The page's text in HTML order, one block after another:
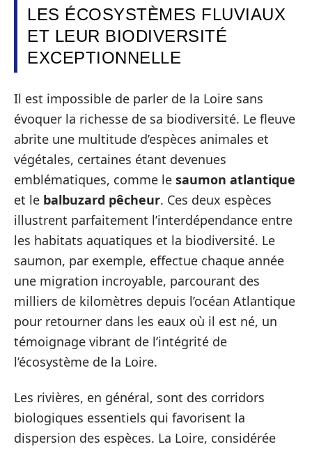
LES ÉCOSYSTÈMES FLUVIAUX
ET LEUR BIODIVERSITÉ
EXCEPTIONNELLE
Il est impossible de parler de la Loire sans
évoquer la richesse de sa biodiversité. Le fleuve
abrite une multitude d’espèces animales et
végétales, certaines étant devenues
emblématiques, comme le saumon atlantique
et le balbuzard pêcheur. Ces deux espèces
illustrent parfaitement l’interdépendance entre
les habitats aquatiques et la biodiversité. Le
saumon, par exemple, effectue chaque année
une migration incroyable, parcourant des
milliers de kilomètres depuis l’océan Atlantique
pour retourner dans les eaux où il est né, un
témoignage vibrant de l’intégrité de
l’écosystème de la Loire.
Les rivières, en général, sont des corridors
biologiques essentiels qui favorisent la
dispersion des espèces. La Loire, considérée